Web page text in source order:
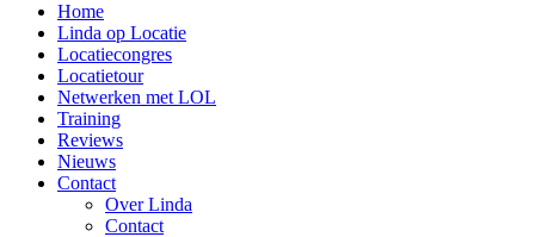
Home
Linda op Locatie
Locatiecongres
Locatietour
Netwerken met LOL
Training
Reviews
Nieuws
Contact
Over Linda
Contact